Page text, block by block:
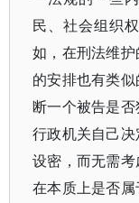
民、社会组织
如，在刑法维
的安排也有类
断一个被告是
行政机关自己
设密，而无需
在本质上是否